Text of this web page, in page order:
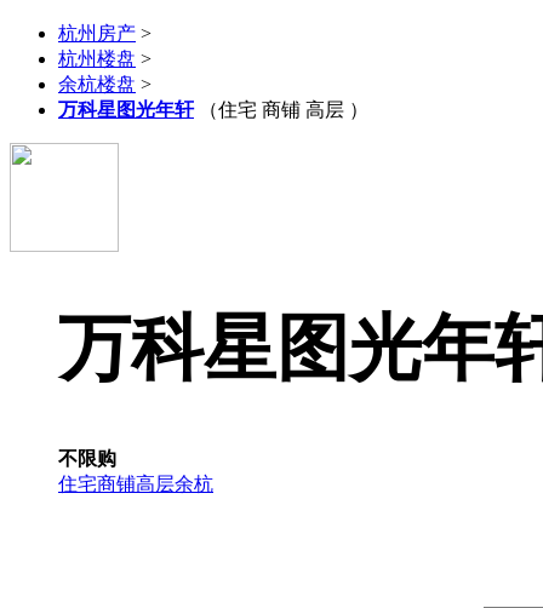
杭州房产 >
杭州楼盘 >
余杭楼盘 >
万科星图光年轩（住宅 商铺 高层 ）
万科星图光年
不限购
住宅商铺高层余杭